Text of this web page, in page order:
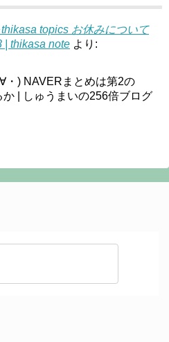
topics お休みについて
| thikasa note より:
) NAVERまとめは第2の
| しゅうまいの256倍ブログ